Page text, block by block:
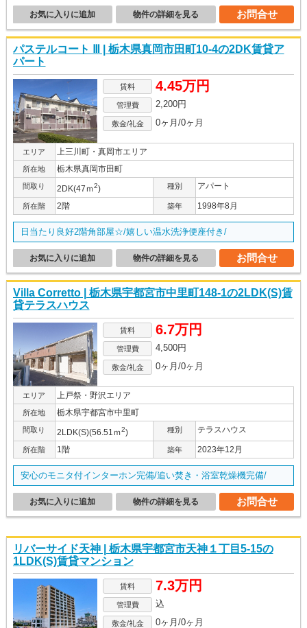
お問合せ
物件の詳細を見る
お気に入りに追加
パステルコート Ⅲ | 栃木県真岡市田町10-4の2DK賃貸ア
パート
賃料 4.45万円
管理費 2,200円
敷金/礼金 0ヶ月/0ヶ月
エリア 上三川町・真岡市エリア
所在地 栃木県真岡市田町
間取り 2DK(47ｍ2) 種別 アパート
所在階 2階 築年 1998年8月
日当たり良好2階角部屋☆/嬉しい温水洗浄便座付き/
お問合せ
物件の詳細を見る
お気に入りに追加
Villa Corretto | 栃木県宇都宮市中里町148-1の2LDK(S)賃
貸テラスハウス
賃料 6.7万円
管理費 4,500円
敷金/礼金 0ヶ月/0ヶ月
エリア 上戸祭・野沢エリア
所在地 栃木県宇都宮市中里町
間取り 2LDK(S)(56.51ｍ2) 種別 テラスハウス
所在階 1階 築年 2023年12月
安心のモニタ付インターホン完備/追い焚き・浴室乾燥機完備/
お問合せ
物件の詳細を見る
お気に入りに追加
リバーサイド天神 | 栃木県宇都宮市天神１丁目5-15の
1LDK(S)賃貸マンション
賃料 7.3万円
管理費 込
敷金/礼金 0ヶ月/0ヶ月